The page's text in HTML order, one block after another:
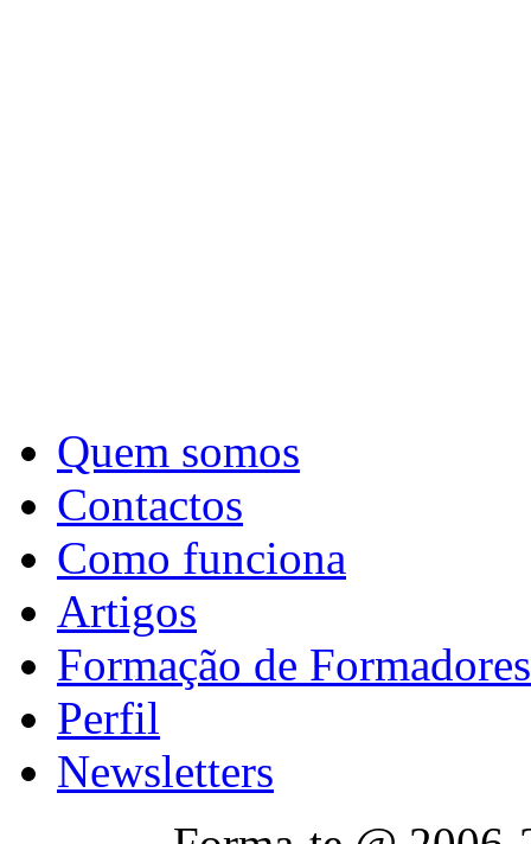
Quem somos
Contactos
Como funciona
Artigos
Formação de Formadores
Perfil
Newsletters